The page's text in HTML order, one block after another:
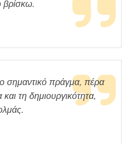
σημαντικό πράγμα, πέρα
τη δημιουργικότητα,